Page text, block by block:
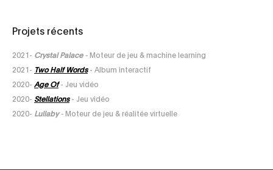
Projets récents
2021- Crystal Palace - Moteur de jeu & machine learning
2021- Two Half Words- Album interactif
2020- Age Of- Jeu vidéo
2020- Stellations- Jeu vidéo
2020- Lullaby- Moteur de jeu & réalitée virtuelle